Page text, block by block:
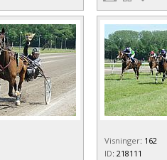
Visninger: 162
ID: 218111